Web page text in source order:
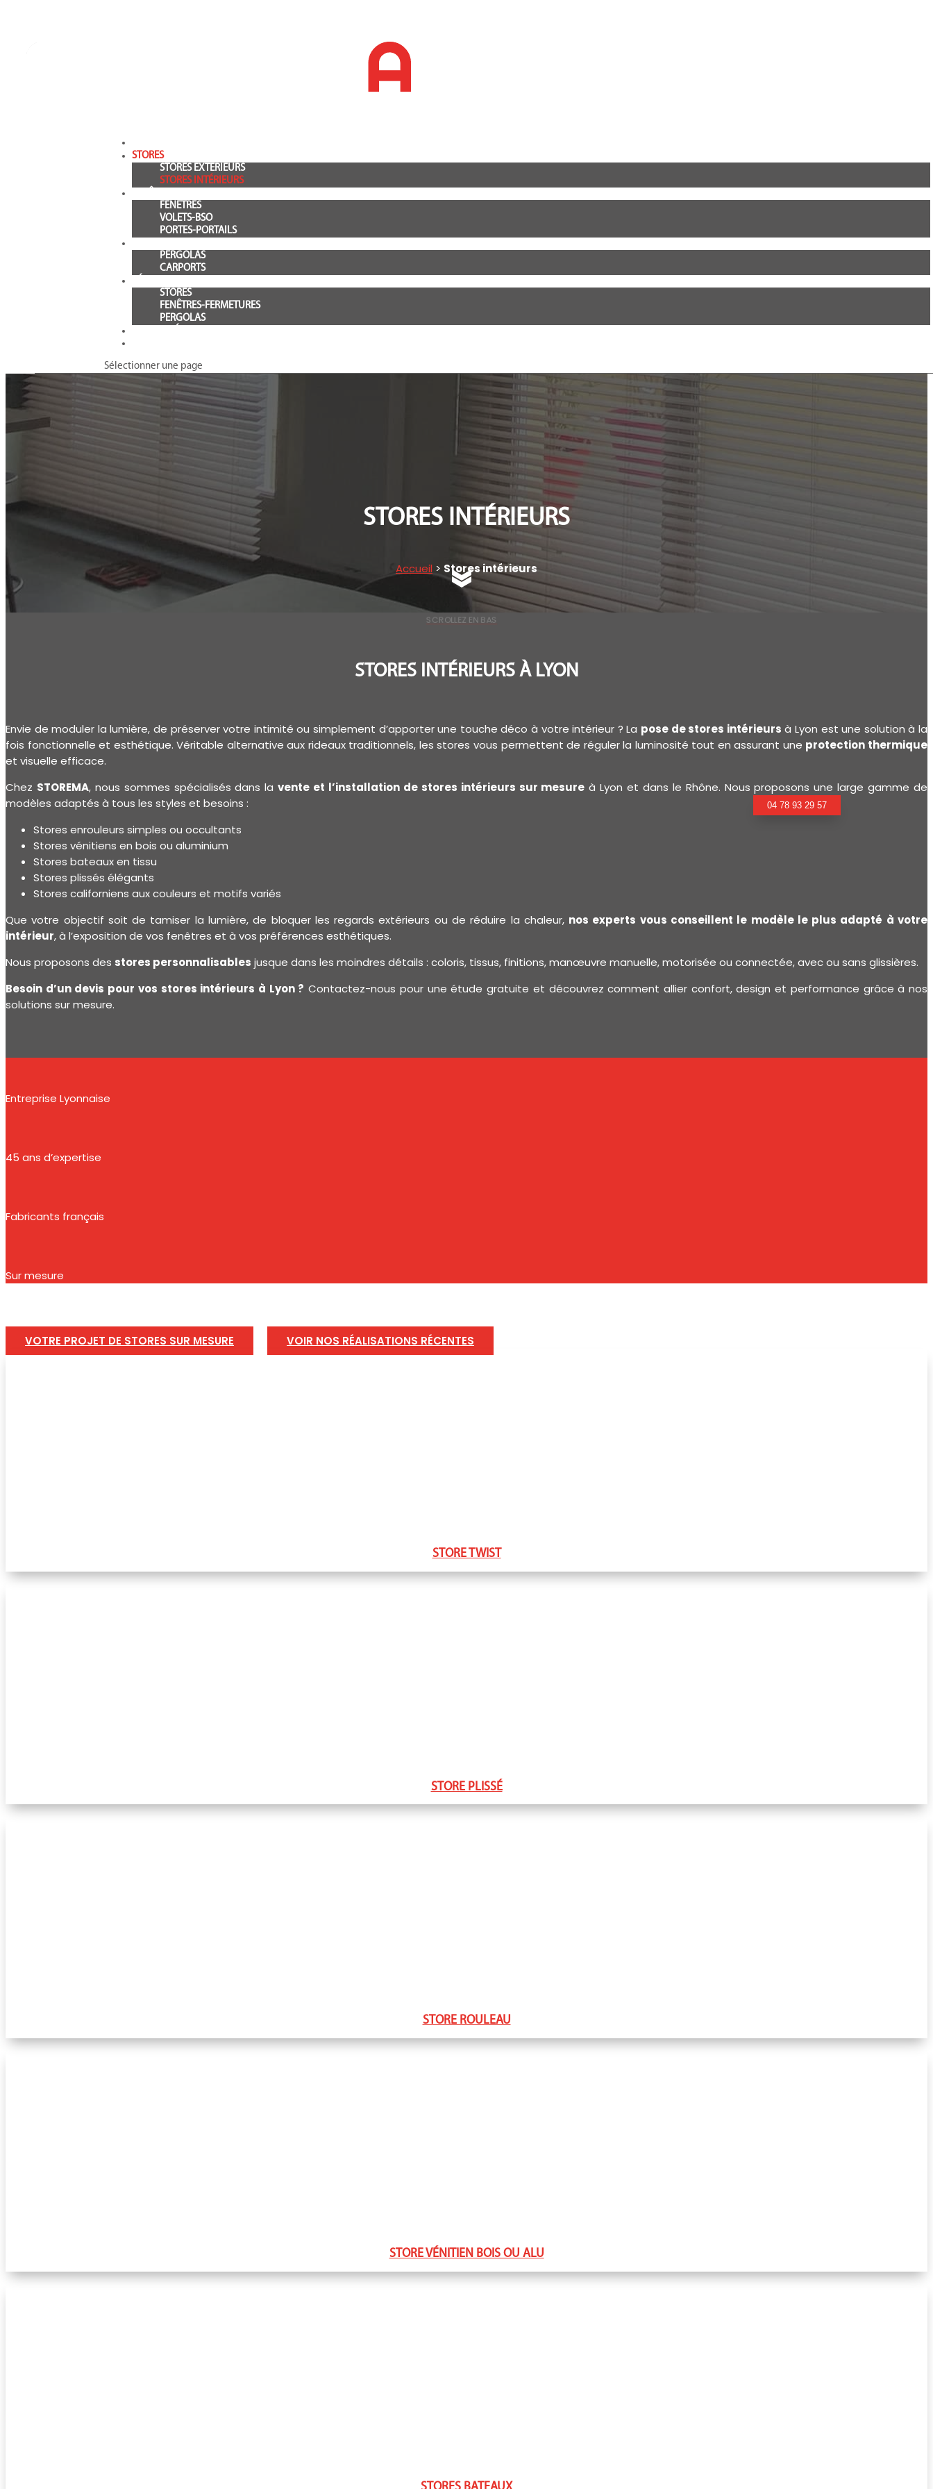
STORES
STORES EXTÉRIEURS
STORES INTÉRIEURS
FENÊTRES
VOLETS-BSO
PORTES-PORTAILS
PERGOLAS
CARPORTS
STORES
FENÊTRES-FERMETURES
PERGOLAS
Sélectionner une page
STORES INTÉRIEURS
Accueil > Stores intérieurs
SCROLLEZ EN BAS
STORES INTÉRIEURS À LYON
Envie de moduler la lumière, de préserver votre intimité ou simplement d’apporter une touche déco à votre intérieur ? La pose de stores intérieurs à Lyon est une solution à la
fois fonctionnelle et esthétique. Véritable alternative aux rideaux traditionnels, les stores vous permettent de réguler la luminosité tout en assurant une protection thermique
et visuelle efficace.
Chez STOREMA, nous sommes spécialisés dans lavente et l’installation de stores intérieurs sur mesure à Lyon et dans le Rhône. Nous proposons une large gamme de
modèles adaptés à tous les styles et besoins :
Stores enrouleurs simples ou occultants
Stores vénitiens en bois ou aluminium
Stores bateaux en tissu
Stores plissés élégants
Stores californiens aux couleurs et motifs variés
Que votre objectif soit de tamiser la lumière, de bloquer les regards extérieurs ou de réduire la chaleur, nos experts vous conseillent le modèle le plus adapté à votre
intérieur, à l’exposition de vos fenêtres et à vos préférences esthétiques.
Nous proposons des stores personnalisables jusque dans les moindres détails : coloris, tissus, finitions, manœuvre manuelle, motorisée ou connectée, avec ou sans glissières.
Besoin d’un devis pour vos stores intérieurs à Lyon ? Contactez-nous pour une étude gratuite et découvrez comment allier confort, design et performance grâce à nos
solutions sur mesure.
Entreprise Lyonnaise
45 ans d’expertise
Fabricants français
Sur mesure
VOTRE PROJET DE STORES SUR MESURE VOIR NOS RÉALISATIONS RÉCENTES
STORE TWIST
STORE PLISSÉ
STORE ROULEAU
STORE VÉNITIEN BOIS OU ALU
04 78 93 29 57